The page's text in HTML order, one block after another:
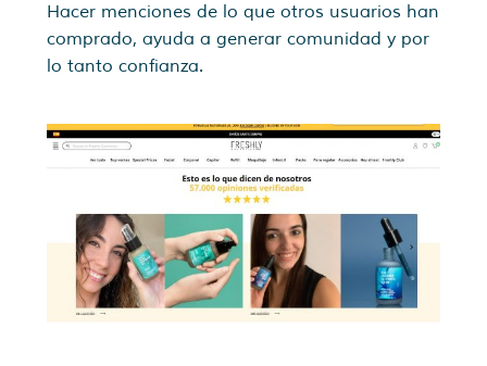
Hacer menciones de lo que otros usuarios han
comprado, ayuda a generar comunidad y por
lo tanto confianza.